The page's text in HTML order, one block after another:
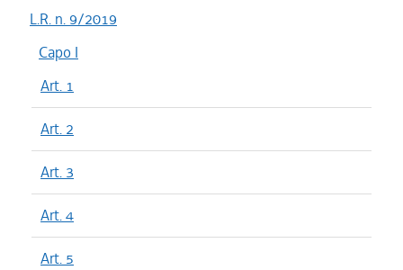
L.R. n. 9/2019
Capo I
Art. 1
Art. 2
Art. 3
Art. 4
Art. 5